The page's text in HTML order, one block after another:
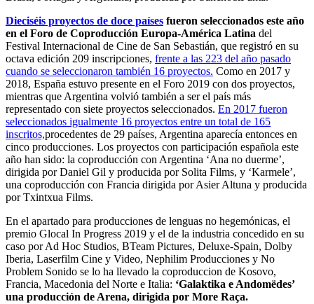
Dieciséis proyectos de doce países fueron seleccionados este año
en el Foro de Coproducción Europa-América Latina del
Festival Internacional de Cine de San Sebastián, que registró en su
octava edición 209 inscripciones, frente a las 223 del año pasado
cuando se seleccionaron también 16 proyectos. Como en 2017 y
2018, España estuvo presente en el Foro 2019 con dos proyectos,
mientras que Argentina volvió también a ser el país más
representado con siete proyectos seleccionados. En 2017 fueron
seleccionados igualmente 16 proyectos entre un total de 165
inscritos,procedentes de 29 países, Argentina aparecía entonces en
cinco producciones. Los proyectos con participación española este
año han sido: la coproducción con Argentina ‘Ana no duerme’,
dirigida por Daniel Gil y producida por Solita Films, y ‘Karmele’,
una coproducción con Francia dirigida por Asier Altuna y producida
por Txintxua Films.
En el apartado para producciones de lenguas no hegemónicas, el
premio Glocal In Progress 2019 y el de la industria concedido en su
caso por Ad Hoc Studios, BTeam Pictures, Deluxe-Spain, Dolby
Iberia, Laserfilm Cine y Video, Nephilim Producciones y No
Problem Sonido se lo ha llevado la coproduccion de Kosovo,
Francia, Macedonia del Norte e Italia: ‘Galaktika e Andomëdes’
una producción de Arena, dirigida por More Raça.